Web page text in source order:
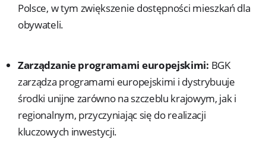
Polsce, w tym zwiększenie dostępności mieszkań dla
obywateli.
Zarządzanie programami europejskimi: BGK
zarządza programami europejskimi i dystrybuuje
środki unijne zarówno na szczeblu krajowym, jak i
regionalnym, przyczyniając się do realizacji
kluczowych inwestycji.